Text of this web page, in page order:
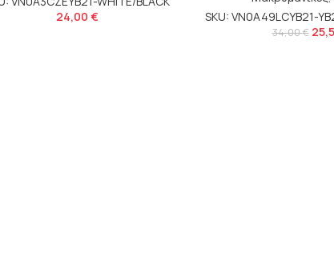
24,00 €
SKU: VN0A49LCYB21-
34,00€